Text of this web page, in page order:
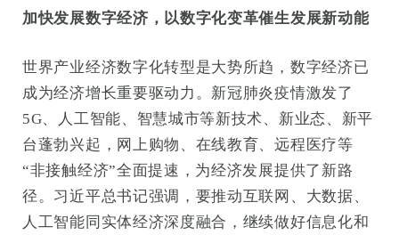
加快发展数字经济，以数字化变革催生发展新动能
世界产业经济数字化转型是大势所趋，数字经济已
成为经济增长重要驱动力。新冠肺炎疫情激发了
5G、人工智能、智慧城市等新技术、新业态、新平
台蓬勃兴起，网上购物、在线教育、远程医疗等
“非接触经济”全面提速，为经济发展提供了新路
径。习近平总书记强调，要推动互联网、大数据、
人工智能同实体经济深度融合，继续做好信息化和